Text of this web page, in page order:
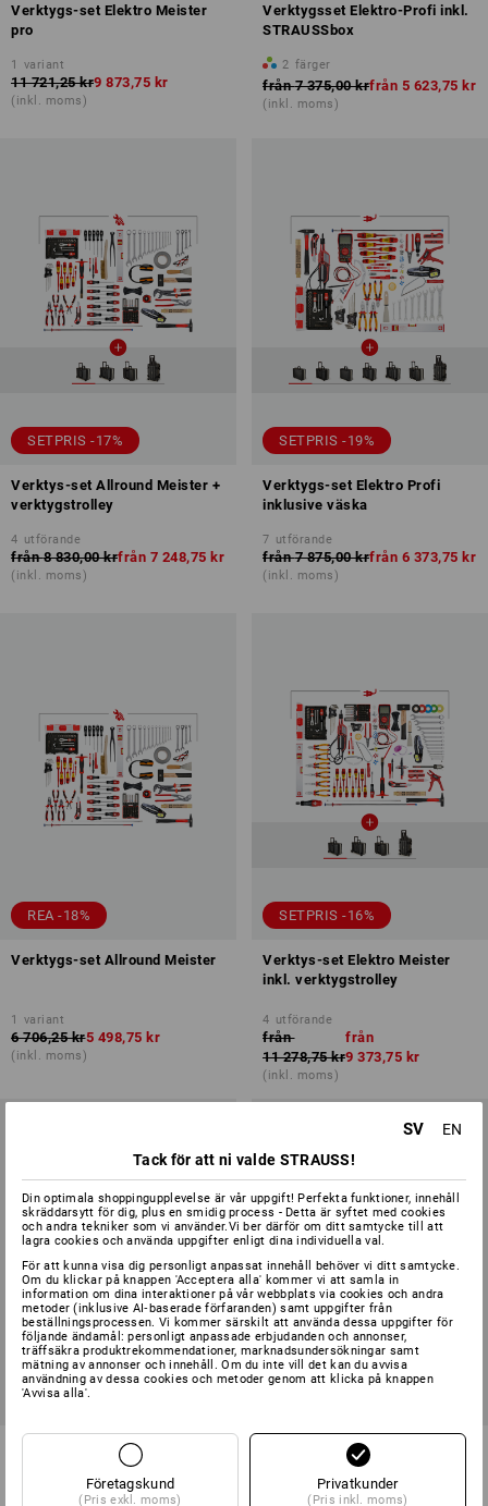
Verktygs-set Elektro Meister
pro
1 variant
11 721,25 kr9 873,75 kr
(inkl. moms)
Verktygsset Elektro-Profi inkl.
STRAUSSbox
2 färger
från 7 375,00 krfrån 5 623,75 kr
(inkl. moms)
SETPRIS -17%
Verktys-set Allround Meister +
verktygstrolley
4 utförande
från 8 830,00 krfrån 7 248,75 kr
(inkl. moms)
SETPRIS -19%
Verktygs-set Elektro Profi
inklusive väska
7 utförande
från 7 875,00 krfrån 6 373,75 kr
(inkl. moms)
REA -18%
Verktygs-set Allround Meister
1 variant
6 706,25 kr5 498,75 kr
(inkl. moms)
SETPRIS -16%
Verktys-set Elektro Meister
inkl. verktygstrolley
4 utförande
från
11 278,75 kr
från
9 373,75 kr
(inkl. moms)
SETPRIS -22%
STRAUSSbox verktygs-set
Allround pro 1/4" + 1/2"
Verktygssats Trä
variant
SV
EN
Tack för att ni valde STRAUSS!
Din optimala shoppingupplevelse är vår uppgift! Perfekta funktioner, innehåll
skräddarsytt för dig, plus en smidig process - Detta är syftet med cookies
och andra tekniker som vi använder.Vi ber därför om ditt samtycke till att
lagra cookies och använda uppgifter enligt dina individuella val.
För att kunna visa dig personligt anpassat innehåll behöver vi ditt samtycke.
Om du klickar på knappen 'Acceptera alla' kommer vi att samla in
information om dina interaktioner på vår webbplats via cookies och andra
metoder (inklusive AI‑baserade förfaranden) samt uppgifter från
beställningsprocessen. Vi kommer särskilt att använda dessa uppgifter för
följande ändamål: personligt anpassade erbjudanden och annonser,
träffsäkra produktrekommendationer, marknadsundersökningar samt
mätning av annonser och innehåll. Om du inte vill det kan du avvisa
användning av dessa cookies och metoder genom att klicka på knappen
'Avvisa alla'.
Företagskund
(Pris exkl. moms)
Privatkunder
(Pris inkl. moms)